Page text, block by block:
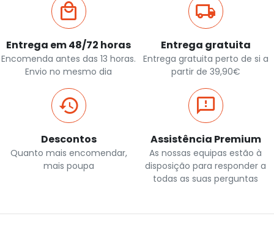
Entrega em 48/72 horas
Encomenda antes das 13 horas.
Envio no mesmo dia
Entrega gratuita
Entrega gratuita perto de si a
partir de 39,90€
Descontos
Quanto mais encomendar,
mais poupa
Assistência Premium
As nossas equipas estão à
disposição para responder a
todas as suas perguntas